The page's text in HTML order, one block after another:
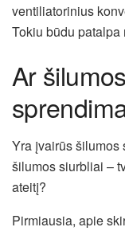
ventiliatorinius
Tokiu būdu patalpa
Ar
Yra įvairūs šilumos
šilumos siurbliai –
ateitį?
Pirmiausia, apie